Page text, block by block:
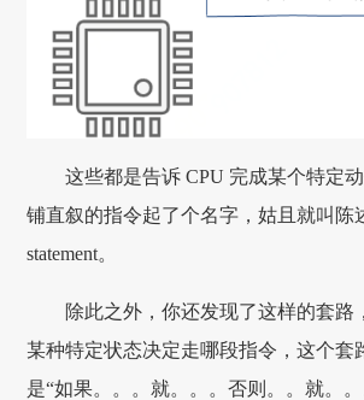
这些都是告诉 CPU 完成某个特定
铺直叙的指令起了个名字，姑且就叫陈
statement。
除此之外，你还发现了这样的套路
某种特定状态决定走哪段指令，这个套
是“如果。。。就。。。否则。。就。。